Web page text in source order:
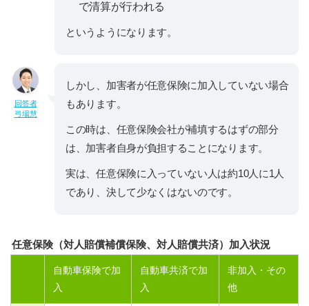
で清算が行われる
というようになります。
回答者
弓場慧
しかし、加害者が任意保険に加入していない場合
もあります。
この時は、任意保険会社が補填するはずの部分
は、加害者自身が負担することになります。
実は、任意保険に入っていない人は約10人に1人
であり、決して少なくはないのです。
任意保険（対人賠償補償保険、対人賠償共済）加入状況
自動車保険で加
入
自動車共済で加
入
非加入・その
他